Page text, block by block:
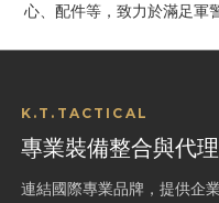
心、配件等，致力於滿足軍
K.T.TACTICAL
專業裝備整合與代理
連結國際專業品牌，提供企